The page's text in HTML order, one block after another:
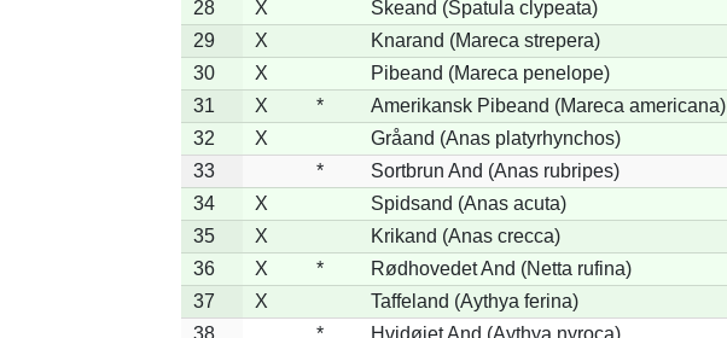
28
X
Skeand (Spatula clypeata)
29
X
Knarand (Mareca strepera)
30
X
Pibeand (Mareca penelope)
31
X * Amerikansk Pibeand (Mareca americana)
32
X
Gråand (Anas platyrhynchos)
33
*
Sortbrun And (Anas rubripes)
34
X
Spidsand (Anas acuta)
35
X
Krikand (Anas crecca)
36
X *
Rødhovedet And (Netta rufina)
37
X
Taffeland (Aythya ferina)
38
*
Hvidøjet And (Aythya nyroca)